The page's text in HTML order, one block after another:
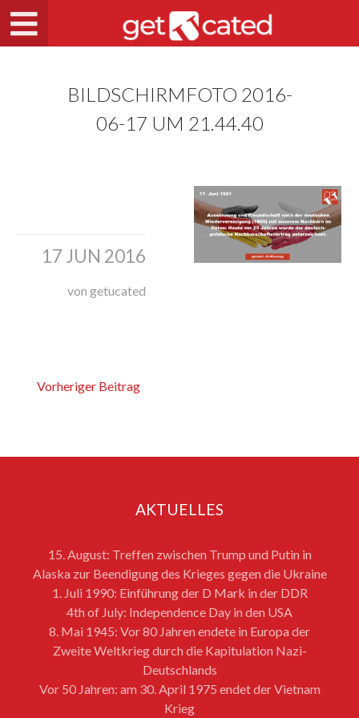
BILDSCHIRMFOTO 2016-
06-17 UM 21.44.40
17 JUN 2016
von getucated
Vorheriger Beitrag
AKTUELLES
15. August: Treffen zwischen Trump und Putin in
Alaska zur Beendigung des Krieges gegen die Ukraine
1. Juli 1990: Einführung der D Mark in der DDR
4th of July: Independence Day in den USA
8. Mai 1945: Vor 80 Jahren endete in Europa der
Zweite Weltkrieg durch die Kapitulation Nazi-
Deutschlands
Vor 50 Jahren: am 30. April 1975 endet der Vietnam
Krieg